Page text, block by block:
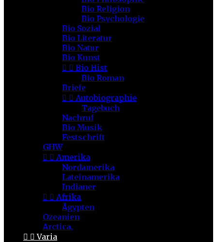
Bio Religion
Bio Psychologie
Bio Sozial
Bio Literatur
Bio Natur
Bio Kunst
  Bio Hist
Bio Roman
Briefe
  Autobiographie
Tagebuch
Nachruf
Bio Musik
Festschrift
GHW
  Amerika
Nordamerika
Lateinamerika
Indianer
  Afrika
Ägypten
Ozeanien
Arctica,
  Varia